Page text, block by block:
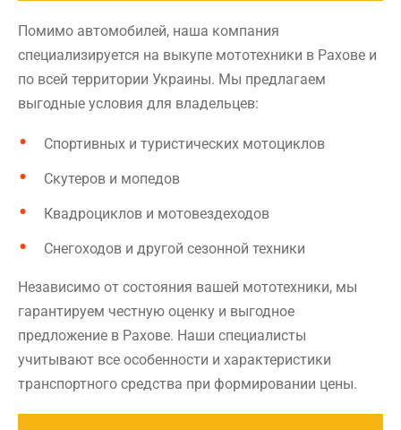
Помимо автомобилей, наша компания
специализируется на выкупе мототехники в Рахове и
по всей территории Украины. Мы предлагаем
выгодные условия для владельцев:
Спортивных и туристических мотоциклов
Скутеров и мопедов
Квадроциклов и мотовездеходов
Снегоходов и другой сезонной техники
Независимо от состояния вашей мототехники, мы
гарантируем честную оценку и выгодное
предложение в Рахове. Наши специалисты
учитывают все особенности и характеристики
транспортного средства при формировании цены.